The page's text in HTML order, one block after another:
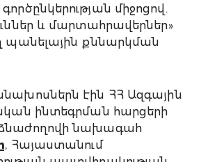
միջոցով.
և մարտահրավերներ»
պանելային քննարկման
էին ՀՀ Ազգային
ինտեգրման հարցերի
նախագահ
, Հայաստանում